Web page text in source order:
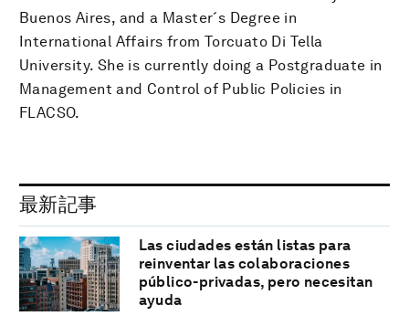
Buenos Aires, and a Master´s Degree in
International Affairs from Torcuato Di Tella
University. She is currently doing a Postgraduate in
Management and Control of Public Policies in
FLACSO.
最新記事
Las ciudades están listas para
reinventar las colaboraciones
público-privadas, pero necesitan
ayuda